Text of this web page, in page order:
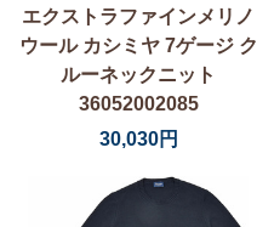
エクストラファインメリノ
ウール カシミヤ 7ゲージ ク
ルーネックニット
36052002085
30,030円